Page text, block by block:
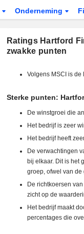
Onderneming
Ratings Hartford
zwakke punten
Volgens MSCI is de
Sterke punten:
De winstgroei die
Het bedrijf is zeer
Het bedrijf heeft
De verwachtingen
bij elkaar. Dit is het
groep, ofwel van
De richtkoersen
zicht op de
Het bedrijf maakt
percentages die